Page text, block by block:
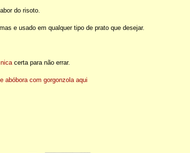
do risoto.
e usado em qualquer tipo de prato que desejar.
certa para não errar.
abóbora com gorgonzola aqui